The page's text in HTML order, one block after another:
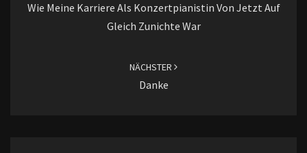
Wie Meine Karriere Als Konzertpianistin Von Jetzt Auf
Gleich Zunichte War
NÄCHSTER
Danke